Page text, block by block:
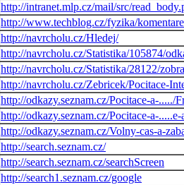
http://intranet.mlp.cz/mail/src/
http://www.techblog.cz/fyzika/
http://navrcholu.cz/Hledej/
http://navrcholu.cz/Statistika/105874/
http://navrcholu.cz/Statistika/28122/
http://navrcholu.cz/Zebricek/Pocitace-
http://odkazy.seznam.cz/Pocitace-a-...../
http://odkazy.seznam.cz/Pocitace-a-
http://odkazy.seznam.cz/Volny-cas-a-
http://search.seznam.cz/
http://search.seznam.cz/searchScreen
http://search1.seznam.cz/google